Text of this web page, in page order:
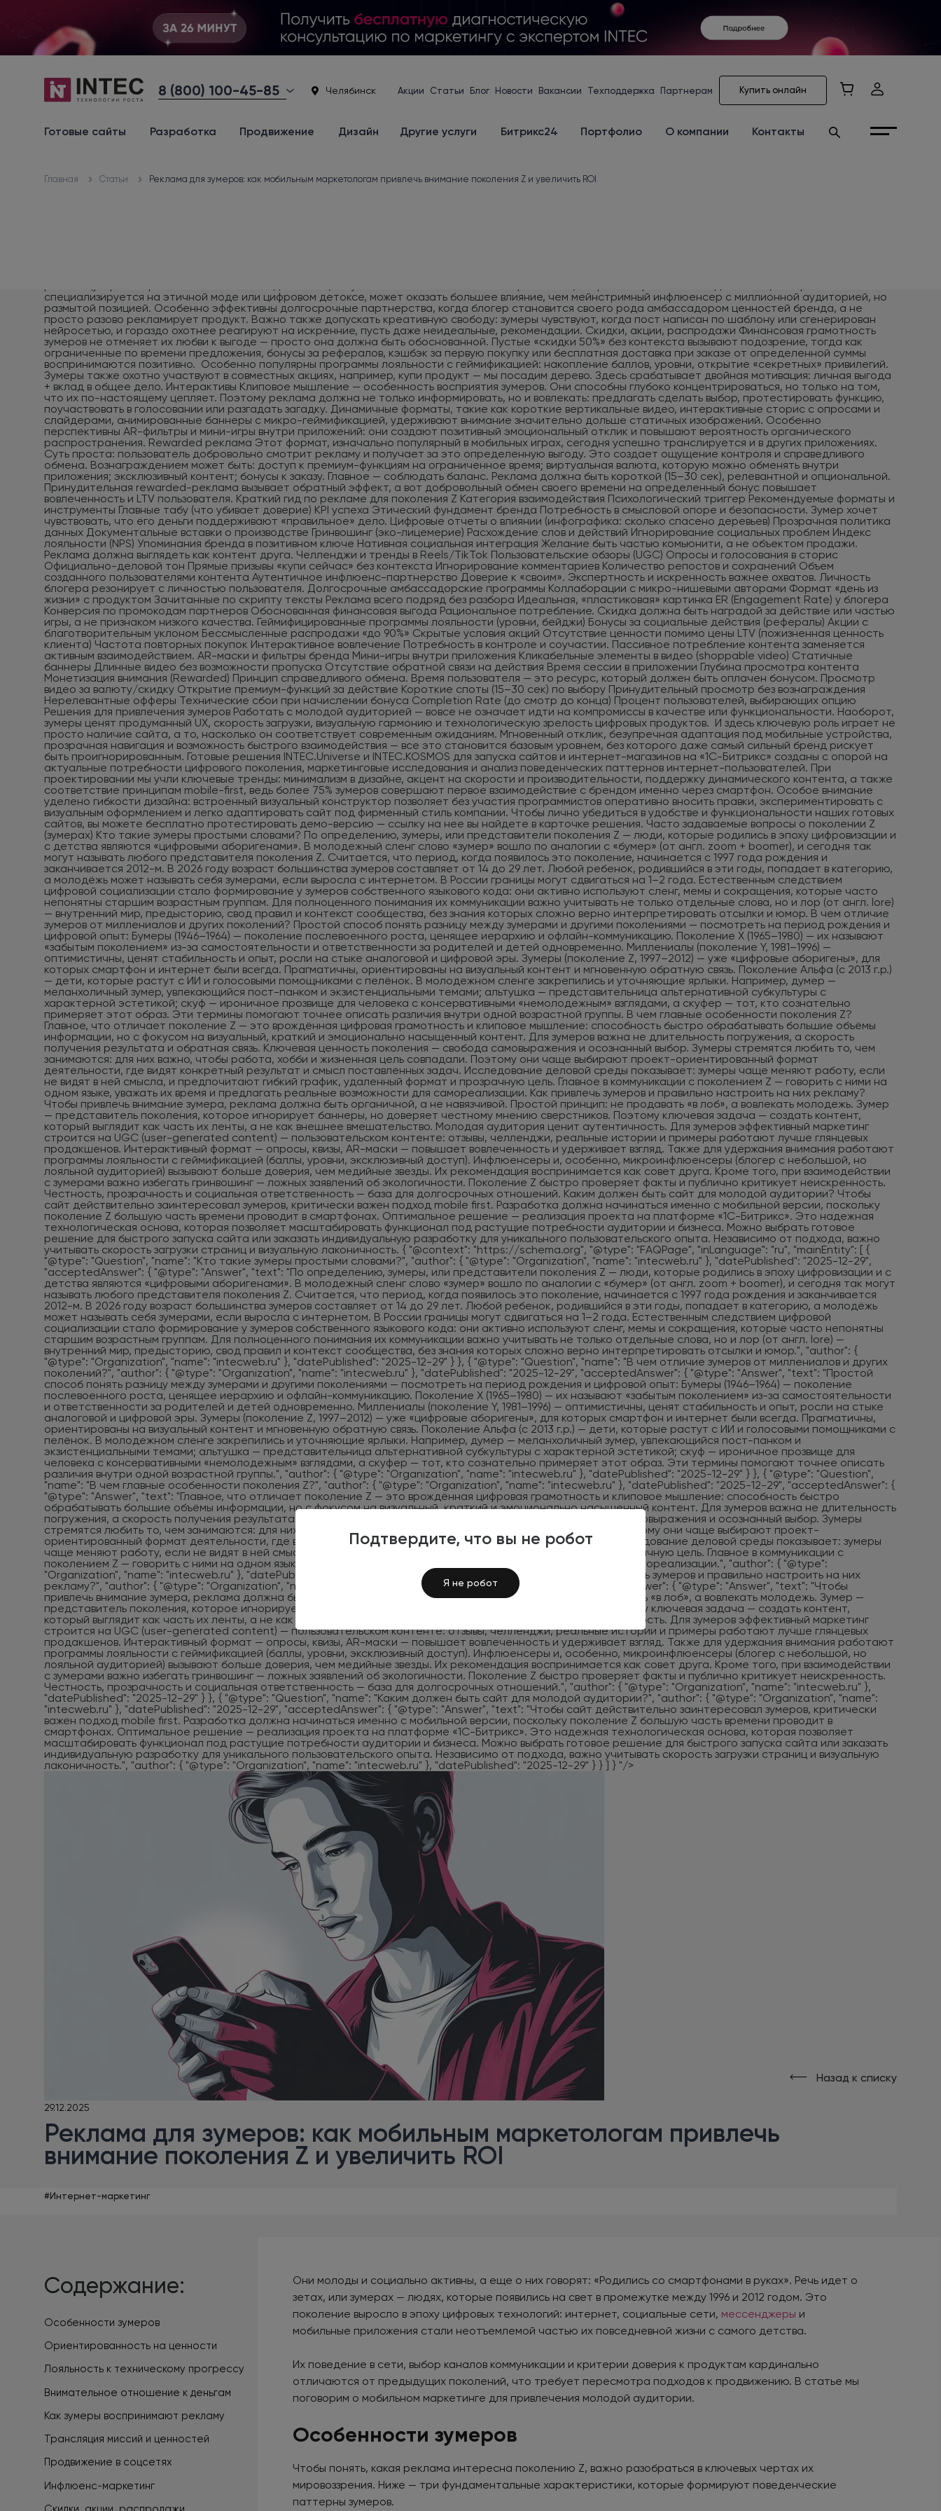
Подтвердите, что вы не робот
Я не робот
8 (800) 100-45-85 Челябинск Акции Статьи Блог Новости Вакансии Техподдержка Партнерам Купить онлайн
Готовые сайты Разработка Продвижение Дизайн Другие услуги Битрикс24 Портфолио О компании Контакты
Главная Статьи Реклама для зумеров: как мобильным маркетологам привлечь внимание поколения Z и увеличить ROI
Назад к списку
29.12.2025
Реклама для зумеров: как мобильным маркетологам привлечь
внимание поколения Z и увеличить ROI
#Интернет-маркетинг
Содержание:
Особенности зумеров
Ориентированность на ценности
Лояльность к техническому прогрессу
Внимательное отношение к деньгам
Как зумеры воспринимают рекламу
Трансляция миссий и ценностей
Продвижение в соцсетях
Инфлюенс-маркетинг
Они молоды и социально активны, а еще о них говорят: «Родились со смартфонами в руках». Речь идет о
зетах, или зумерах — людях, которые появились на свет в промежутке между 1996 и 2012 годом. Это
поколение выросло в эпоху цифровых технологий: интернет, социальные сети, мессенджеры и
мобильные приложения стали неотъемлемой частью их повседневной жизни с самого детства.
Их поведение в сети, выбор каналов коммуникации и критерии доверия к продуктам кардинально
отличаются от предыдущих поколений, что требует пересмотра подходов к продвижению. В статье мы
поговорим о мобильном маркетинге для привлечения молодой аудитории.
Особенности зумеров
Чтобы понять, какая реклама интересна поколению Z, важно разобраться в ключевых чертах их
мировоззрения. Ниже — три фундаментальные характеристики, которые формируют поведенческие
паттерны зумеров.